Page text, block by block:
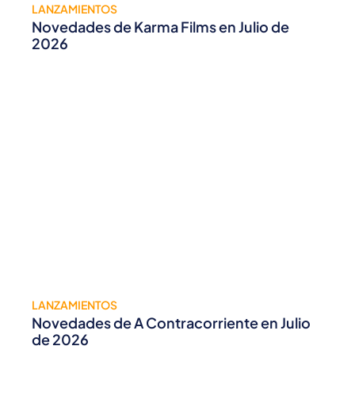
LANZAMIENTOS
Novedades de Karma Films en Julio de
2026
LANZAMIENTOS
Novedades de A Contracorriente en Julio
de 2026